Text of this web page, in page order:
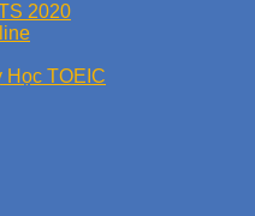
2020
Học TOEIC